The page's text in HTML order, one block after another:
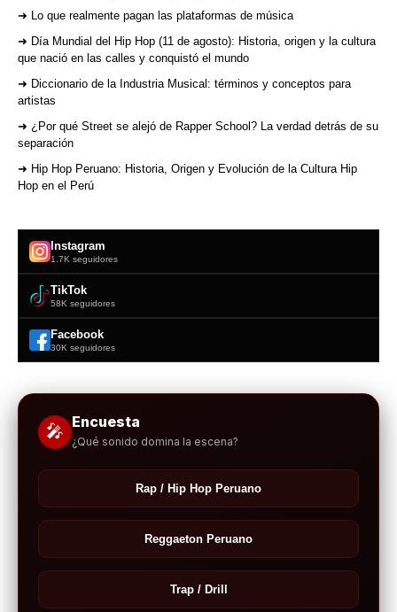
➜ Lo que realmente pagan las plataformas de música
➜ Día Mundial del Hip Hop (11 de agosto): Historia, origen y la cultura
que nació en las calles y conquistó el mundo
➜ Diccionario de la Industria Musical: términos y conceptos para
artistas
➜ ¿Por qué Street se alejó de Rapper School? La verdad detrás de su
separación
➜ Hip Hop Peruano: Historia, Origen y Evolución de la Cultura Hip
Hop en el Perú
Instagram
1.7K seguidores
TikTok
58K seguidores
Facebook
30K seguidores
🎤 Encuesta
¿Qué sonido domina la escena?
Rap / Hip Hop Peruano
Reggaeton Peruano
Trap / Drill